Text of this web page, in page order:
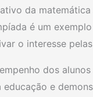
da
é um
o interesse
dos
e